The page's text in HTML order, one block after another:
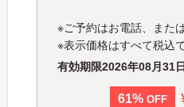
※ご予約はお電話、また
※表示価格はすべて税込
有効期限2026年08月31日
61% OFF